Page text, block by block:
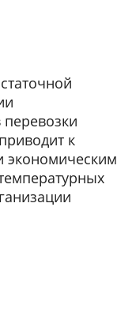
к
экономическим